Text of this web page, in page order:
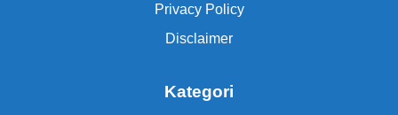
Privacy Policy
Disclaimer
Kategori